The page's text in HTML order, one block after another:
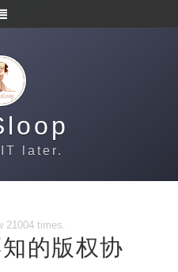
later.
21004 times.
的版权协